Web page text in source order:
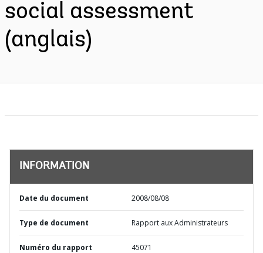
social assessment
(anglais)
INFORMATION
Date du document 2008/08/08
Type de document Rapport aux Administrateurs
Numéro du rapport 45071